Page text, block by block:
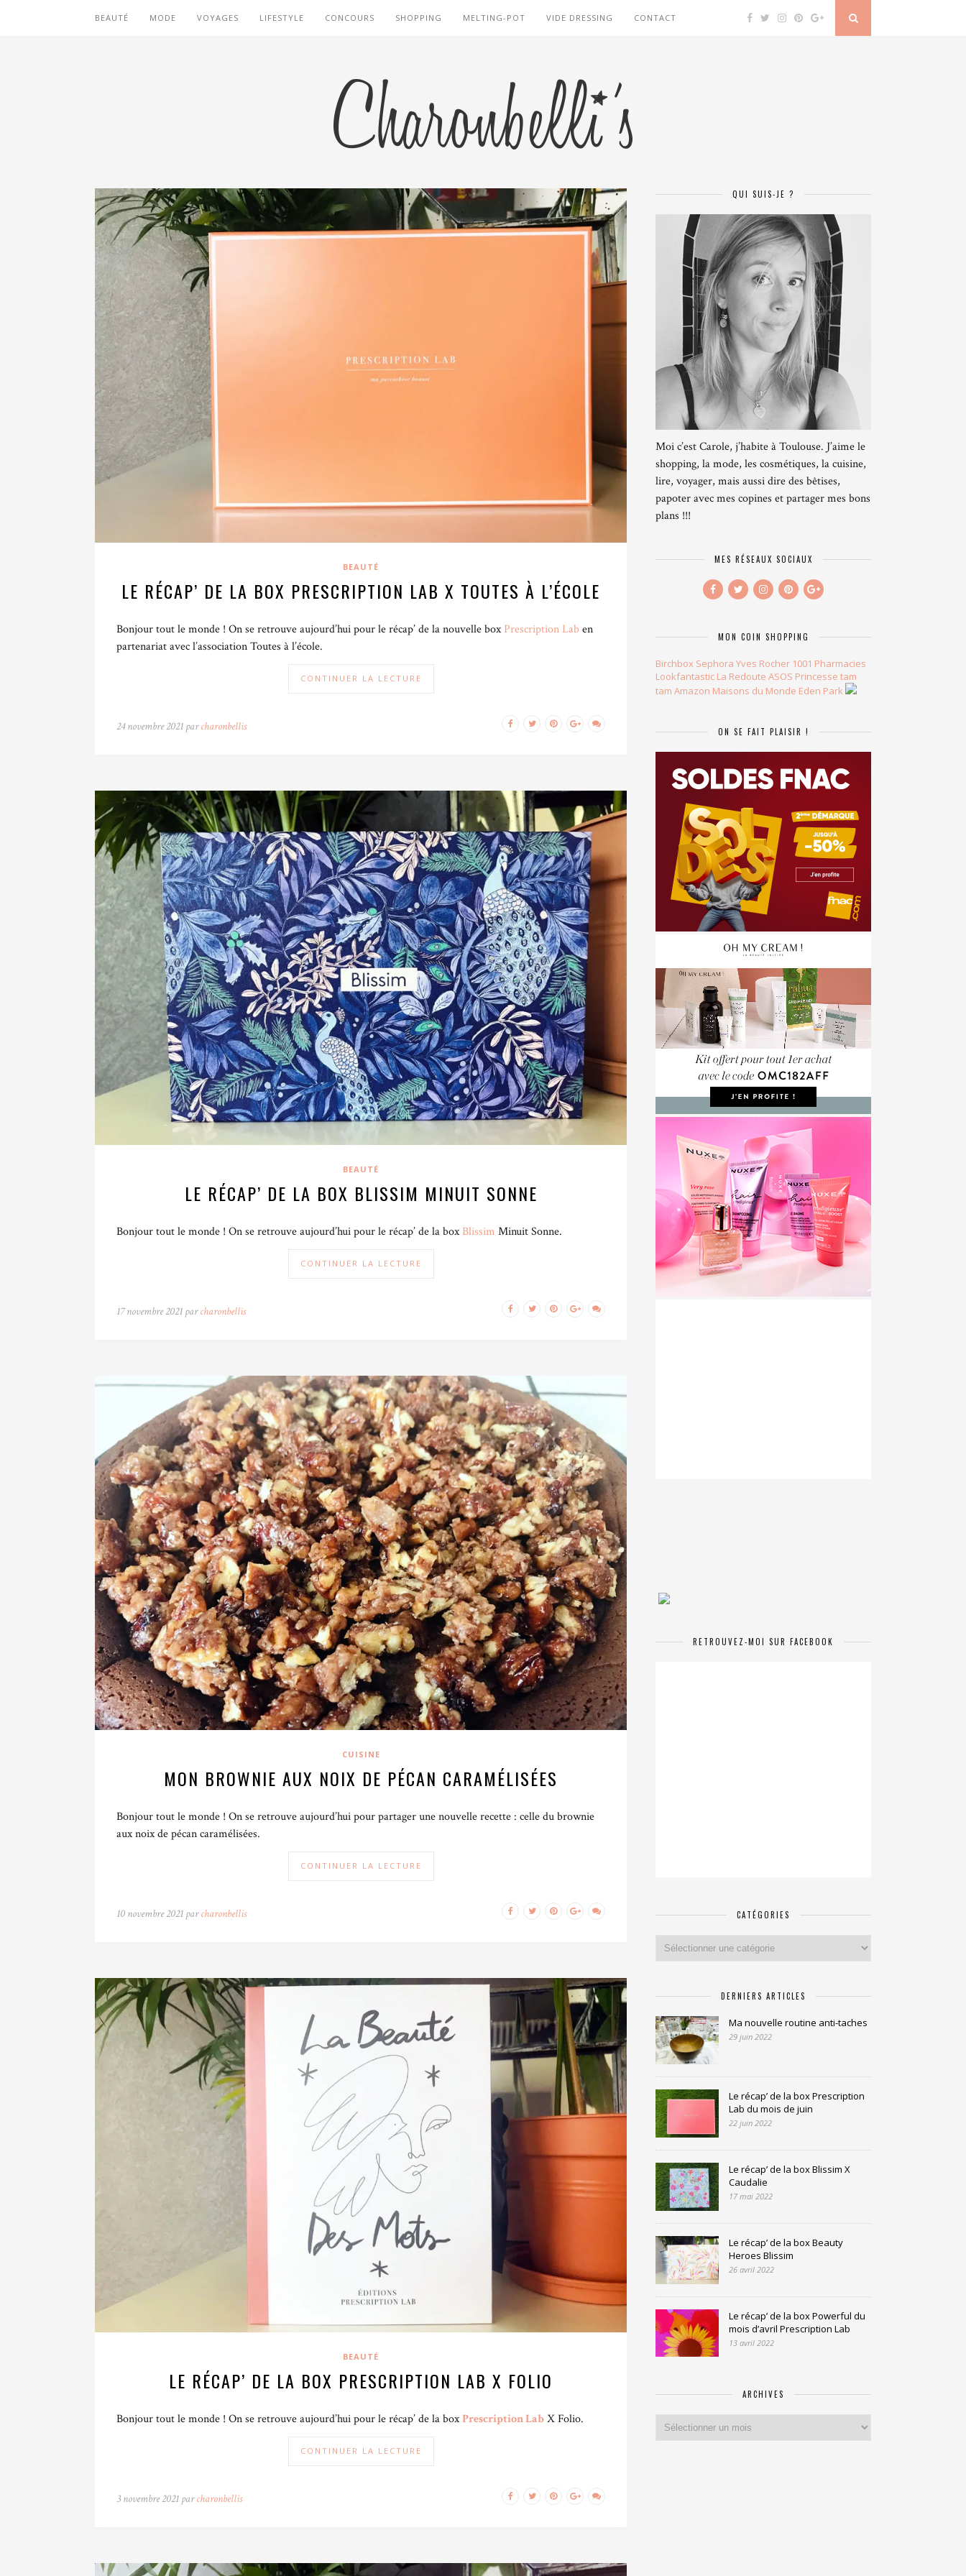
BEAUTÉ MODE VOYAGES LIFESTYLE CONCOURS SHOPPING MELTING-POT VIDE DRESSING CONTACT
BEAUTÉ
LE RÉCAP’ DE LA BOX PRESCRIPTION LAB X TOUTES À L’ÉCOLE
Bonjour tout le monde ! On se retrouve aujourd’hui pour le récap’ de la nouvelle boxPrescription Lab en
partenariat avec l’association Toutes à l’école.
CONTINUER LA LECTURE
24 novembre 2021 parcharonbellis
BEAUTÉ
LE RÉCAP’ DE LA BOX BLISSIM MINUIT SONNE
Bonjour tout le monde ! On se retrouve aujourd’hui pour le récap’ de la boxBlissim Minuit Sonne.
CONTINUER LA LECTURE
17 novembre 2021 parcharonbellis
CUISINE
MON BROWNIE AUX NOIX DE PÉCAN CARAMÉLISÉES
Bonjour tout le monde ! On se retrouve aujourd’hui pour partager une nouvelle recette : celle du brownie
aux noix de pécan caramélisées.
CONTINUER LA LECTURE
10 novembre 2021 parcharonbellis
BEAUTÉ
LE RÉCAP’ DE LA BOX PRESCRIPTION LAB X FOLIO
Bonjour tout le monde ! On se retrouve aujourd’hui pour le récap’ de la boxPrescription LabX Folio.
CONTINUER LA LECTURE
3 novembre 2021 parcharonbellis
QUI SUIS-JE ?
Moi c’est Carole, j’habite à Toulouse. J’aime le
shopping, la mode, les cosmétiques, la cuisine,
lire, voyager, mais aussi dire des bêtises,
papoter avec mes copines et partager mes bons
plans !!!
MES RÉSEAUX SOCIAUX
MON COIN SHOPPING
Birchbox Sephora Yves Rocher 1001 Pharmacies
Lookfantastic La Redoute ASOS Princesse tam
tam Amazon Maisons du Monde Eden Park
ON SE FAIT PLAISIR !
RETROUVEZ-MOI SUR FACEBOOK
CATÉGORIES
DERNIERS ARTICLES
Ma nouvelle routine anti-taches
29 juin 2022
Le récap’ de la box Prescription
Lab du mois de juin
22 juin 2022
Le récap’ de la box Blissim X
Caudalie
17 mai 2022
Le récap’ de la box Beauty
Heroes Blissim
26 avril 2022
Le récap’ de la box Powerful du
mois d’avril Prescription Lab
13 avril 2022
ARCHIVES